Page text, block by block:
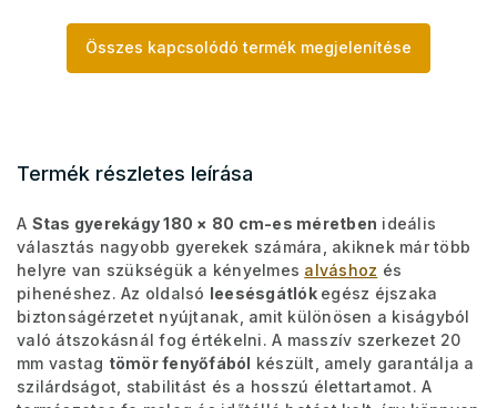
Összes kapcsolódó termék megjelenítése
Termék részletes leírása
A Stas gyerekágy 180 × 80 cm-es méretben ideális
választás nagyobb gyerekek számára, akiknek már több
helyre van szükségük a kényelmes alváshoz és
pihenéshez. Az oldalsó leesésgátlók egész éjszaka
biztonságérzetet nyújtanak, amit különösen a kiságyból
való átszokásnál fog értékelni. A masszív szerkezet 20
mm vastag tömör fenyőfából készült, amely garantálja a
szilárdságot, stabilitást és a hosszú élettartamot. A